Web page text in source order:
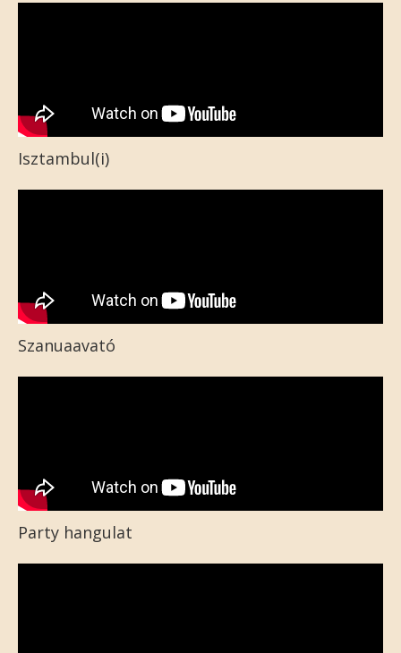
Isztambul(i)
Szanuaavató
Party hangulat